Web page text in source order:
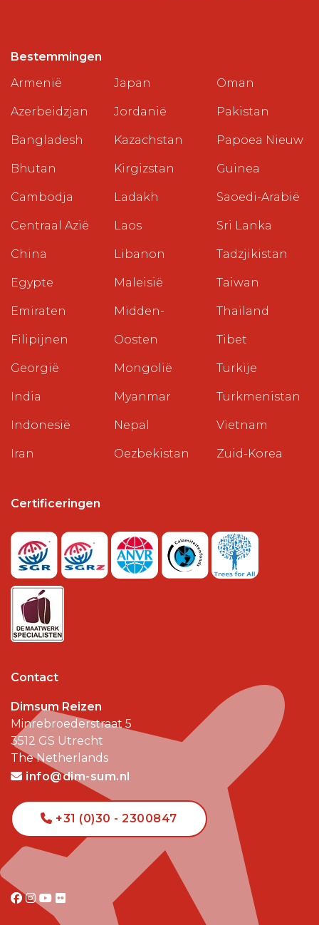
Bestemmingen
Armenië
Azerbeidzjan
Bangladesh
Bhutan
Cambodja
Centraal Azië
China
Egypte
Emiraten
Filipijnen
Georgië
India
Indonesië
Iran
Japan
Jordanië
Kazachstan
Kirgizstan
Ladakh
Laos
Libanon
Maleisië
Midden-
Oosten
Mongolië
Myanmar
Nepal
Oezbekistan
Oman
Pakistan
Papoea Nieuw
Guinea
Saoedi-Arabië
Sri Lanka
Tadzjikistan
Taiwan
Thailand
Tibet
Turkije
Turkmenistan
Vietnam
Zuid-Korea
Certificeringen
Contact
Dimsum Reizen
Minrebroederstraat 5
3512 GS Utrecht
The Netherlands
info@dim-sum.nl
+31 (0)30 - 2300847